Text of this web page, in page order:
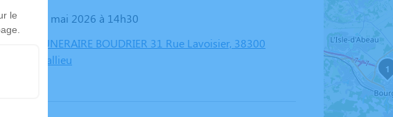
Le jeudi 21 mai 2026 à 14h30
CENTRE FUNERAIRE BOUDRIER 31 Rue Lavoisier, 38300
Bourgoin Jallieu
1